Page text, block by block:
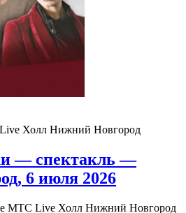
Холл Нижний Новгород
— спектакль —
6 июля 2026
МТС Live Холл Нижний Новгород